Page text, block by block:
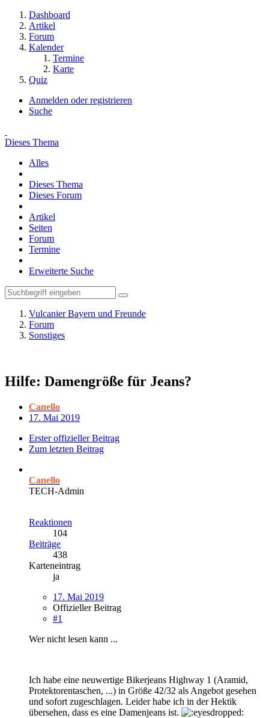
Dashboard
Artikel
Forum
Kalender
Termine
Karte
Quiz
Anmelden oder registrieren
Suche
Dieses Thema
Alles
Dieses Thema
Dieses Forum
Artikel
Seiten
Forum
Termine
Erweiterte Suche
Vulcanier Bayern und Freunde
Forum
Sonstiges
Hilfe: Damengröße für Jeans?
Canello
17. Mai 2019
Erster offizieller Beitrag
Zum letzten Beitrag
Canello
TECH-Admin
Reaktionen
104
Beiträge
438
Karteneintrag
ja
17. Mai 2019
Offizieller Beitrag
#1
Wer nicht lesen kann ...
Ich habe eine neuwertige Bikerjeans Highway 1 (Aramid,
Protektorentaschen, ...) in Größe 42/32 als Angebot gesehen
und sofort zugeschlagen. Leider habe ich in der Hektik
übersehen, dass es eine Damenjeans ist.